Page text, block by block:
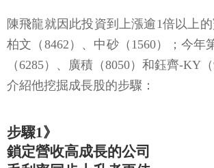
陳飛龍就因此投資到上漲逾1倍以上的
柏文（8462）、中砂（1560）；今年
（6285）、廣積（8050）和鈺齊-KY
介紹他挖掘成長股的步驟：
步驟1》
鎖定營收高成長的公司